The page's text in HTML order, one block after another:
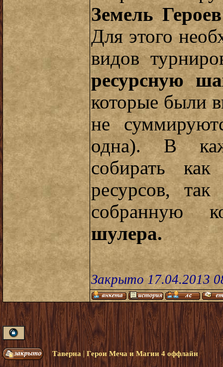
Земель
Для этого
видов
ресурсную
которые были
не
одна). В
собирать
ресурсов,
собранную
шулера.
Закрыто 17.04.2013
Таверна| Герои Меча и Магии 4 оффлайн